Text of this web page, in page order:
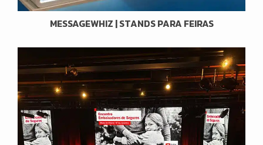
MESSAGEWHIZ | STANDS PARA FEIRAS